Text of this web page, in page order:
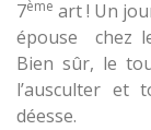
7ème art ! Un
épouse chez
Bien sûr, le
l’ausculter et
déesse.